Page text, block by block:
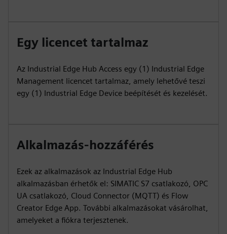
Egy licencet tartalmaz
Az Industrial Edge Hub Access egy (1) Industrial Edge
Management licencet tartalmaz, amely lehetővé teszi
egy (1) Industrial Edge Device beépítését és kezelését.
Alkalmazás-hozzáférés
Ezek az alkalmazások az Industrial Edge Hub
alkalmazásban érhetők el: SIMATIC S7 csatlakozó, OPC
UA csatlakozó, Cloud Connector (MQTT) és Flow
Creator Edge App. További alkalmazásokat vásárolhat,
amelyeket a fiókra terjesztenek.